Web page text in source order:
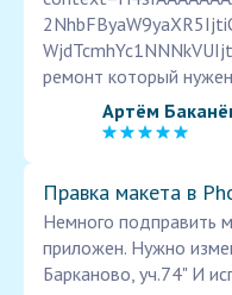
ремонт который нужен
Артём
Правка макета в
Немного подправить
приложен. Нужно
Барканово, уч.74" И